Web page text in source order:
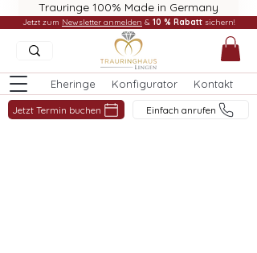
Trauringe 100% Made in Germany
Eheringe Konfigurator Kontakt
Jetzt Termin buchen Einfach anrufen
Jetzt zum Newsletter anmelden & 10 % Rabatt sichern!